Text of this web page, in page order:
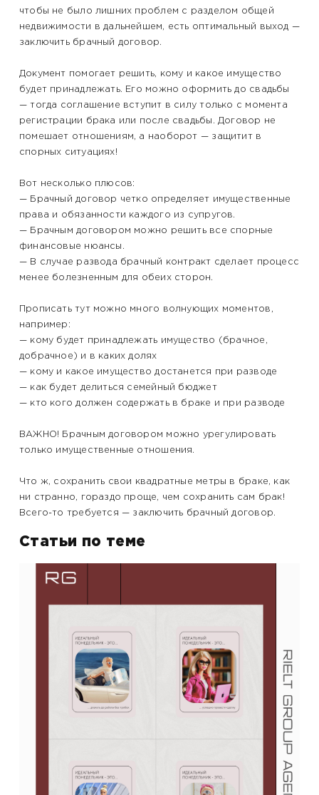
чтобы не было лишних проблем с разделом общей
недвижимости в дальнейшем, есть оптимальный выход —
заключить брачный договор.
Документ помогает решить, кому и какое имущество
будет принадлежать. Его можно оформить до свадьбы
— тогда соглашение вступит в силу только с момента
регистрации брака или после свадьбы. Договор не
помешает отношениям, а наоборот — защитит в
спорных ситуациях!
Вот несколько плюсов:
— Брачный договор четко определяет имущественные
права и обязанности каждого из супругов.
— Брачным договором можно решить все спорные
финансовые нюансы.
— В случае развода брачный контракт сделает процесс
менее болезненным для обеих сторон.
Прописать тут можно много волнующих моментов,
например:
— кому будет принадлежать имущество (брачное,
добрачное) и в каких долях
— кому и какое имущество достанется при разводе
— как будет делиться семейный бюджет
— кто кого должен содержать в браке и при разводе
ВАЖНО! Брачным договором можно урегулировать
только имущественные отношения.
Что ж, сохранить свои квадратные метры в браке, как
ни странно, гораздо проще, чем сохранить сам брак!
Всего-то требуется — заключить брачный договор.
Статьи по теме